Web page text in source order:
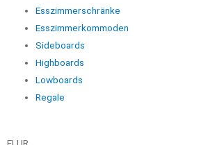
Esszimmerschränke
Esszimmerkommoden
Sideboards
Highboards
Lowboards
Regale
FLUR